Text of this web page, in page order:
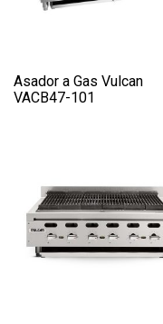
Asador a Gas Vulcan
VACB47-101